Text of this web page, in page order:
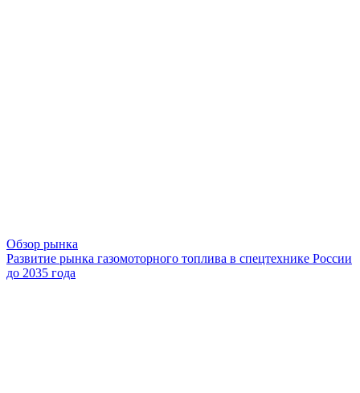
Обзор рынка
Развитие рынка газомоторного топлива в спецтехнике России
до 2035 года